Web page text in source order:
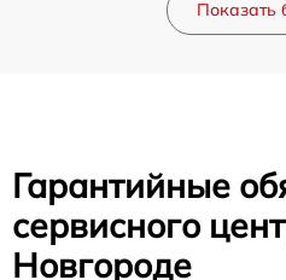
Показать
Гарантийные
сервисного
Новгороде